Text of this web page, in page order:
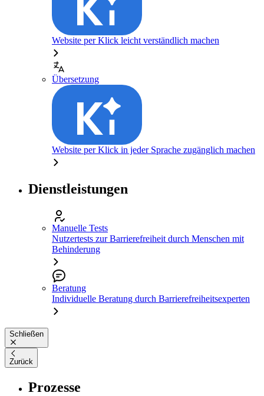
Website per Klick leicht verständlich machen
Übersetzung
Website per Klick in jeder Sprache zugänglich machen
Dienstleistungen
Manuelle Tests
Nutzertests zur Barrierefreiheit durch Menschen mit
Behinderung
Beratung
Individuelle Beratung durch Barrierefreiheitsexperten
Schließen
Zurück
Prozesse